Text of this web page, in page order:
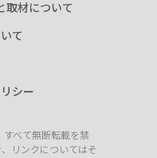
取材について
て
シー
べて無断転載を禁
リンクについてはそ